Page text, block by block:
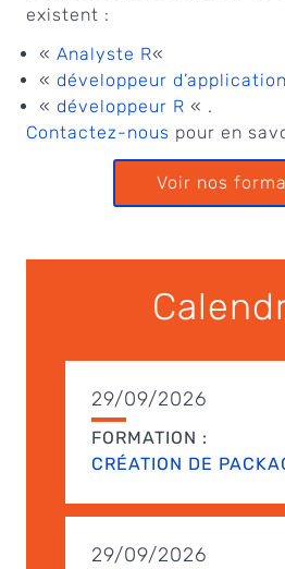
existent :
« Analyste R«
« développeur
« développeur R « .
Contactez-nous pour en
Voir nos
29/09/2026
FORMATION :
CRÉATION DE
29/09/2026